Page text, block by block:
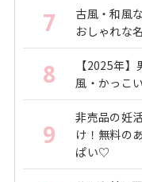
7
古風・和風
おしゃれな
8
【2025年
風・かっこ
9
非売品の妊
け！無料の
ぱい♡